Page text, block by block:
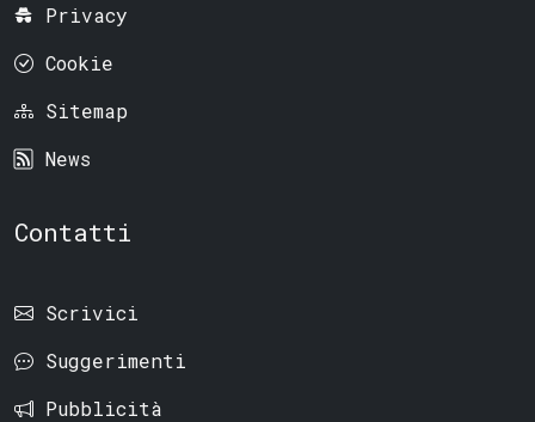
Privacy
Cookie
Sitemap
News
Contatti
Scrivici
Suggerimenti
Pubblicità